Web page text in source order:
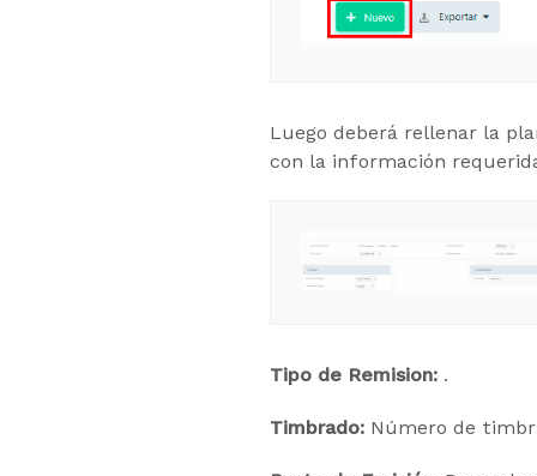
Luego deberá rellenar la
con la información
Tipo de Remision: .
Timbrado: Número de